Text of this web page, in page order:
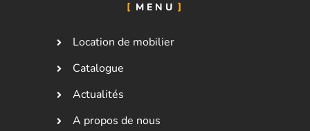
MENU
Location de mobilier
Catalogue
Actualités
A propos de nous